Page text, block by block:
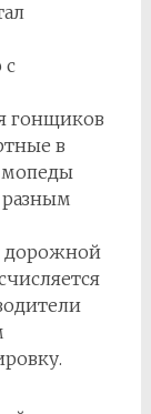
с
гонщиков
в
разным
дорожной